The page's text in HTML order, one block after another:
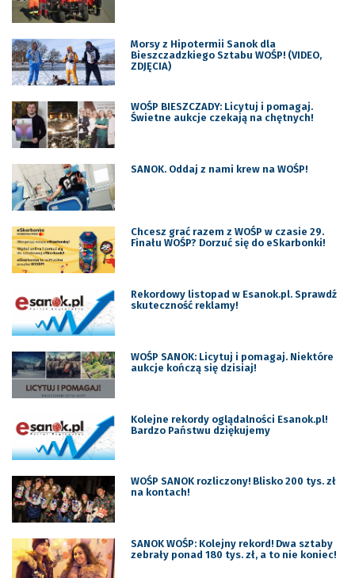
Morsy z Hipotermii Sanok dla
Bieszczadzkiego Sztabu WOŚP! (VIDEO,
ZDJĘCIA)
WOŚP BIESZCZADY: Licytuj i pomagaj.
Świetne aukcje czekają na chętnych!
SANOK. Oddaj z nami krew na WOŚP!
Chcesz grać razem z WOŚP w czasie 29.
Finału WOŚP? Dorzuć się do eSkarbonki!
Rekordowy listopad w Esanok.pl. Sprawdź
skuteczność reklamy!
WOŚP SANOK: Licytuj i pomagaj. Niektóre
aukcje kończą się dzisiaj!
Kolejne rekordy oglądalności Esanok.pl!
Bardzo Państwu dziękujemy
WOŚP SANOK rozliczony! Blisko 200 tys. zł
na kontach!
SANOK WOŚP: Kolejny rekord! Dwa sztaby
zebrały ponad 180 tys. zł, a to nie koniec!